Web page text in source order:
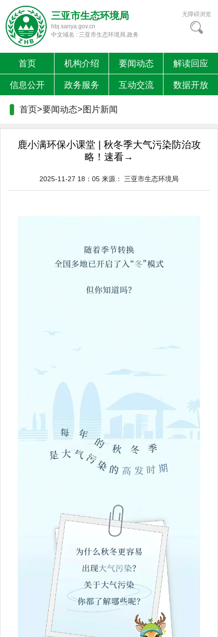
三亚市生态环境局
hbj.sanya.gov.cn
中文域名 : 三亚市生态环境局.政务
无障碍浏览
首页 机构介绍 要闻动态 解读回应
信息公开 政务服务 互动交流 数据开放
首页>要闻动态>图片新闻
鹿小满环保小课堂 | 秋冬季大气污染防治攻
略！速看→
2025-11-27 18：05 来源： 三亚市生态环境局